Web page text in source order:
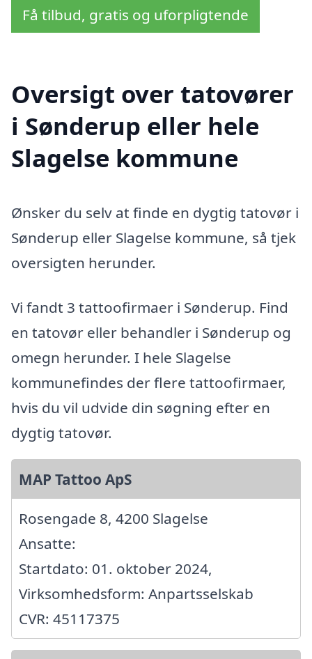
Få tilbud, gratis og uforpligtende
Oversigt over tatovører
i Sønderup eller hele
Slagelse kommune
Ønsker du selv at finde en dygtig tatovør i
Sønderup eller Slagelse kommune, så tjek
oversigten herunder.
Vi fandt 3 tattoofirmaer i Sønderup. Find
en tatovør eller behandler i Sønderup og
omegn herunder. I hele Slagelse
kommunefindes der flere tattoofirmaer,
hvis du vil udvide din søgning efter en
dygtig tatovør.
MAP Tattoo ApS
Rosengade 8, 4200 Slagelse
Ansatte:
Startdato: 01. oktober 2024,
Virksomhedsform: Anpartsselskab
CVR: 45117375